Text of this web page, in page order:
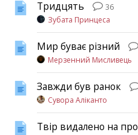
Тридцять
36
Зубата Принцеса
Мир буває різний
Мерзенний Мисливець
Завжди був ранок
Сувора Аліканто
Твір видалено на